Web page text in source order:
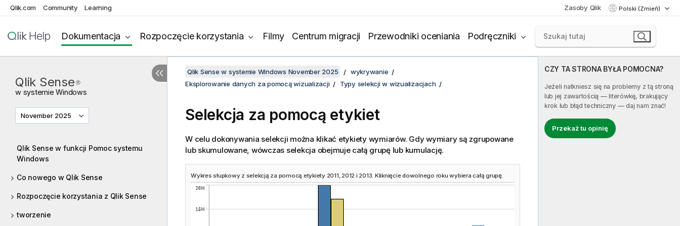
Qlik.com Community Learning Zasoby Qlik Polski (Zmień)
Dokumentacja Rozpoczęcie korzystania Filmy Centrum migracji Przewodniki oceniania Podręczniki
Qlik Sense ®
w systemieWindows
November 2025
Qlik Sense w funkcji Pomoc systemu
Windows
Co nowego w Qlik Sense
Rozpoczęcie korzystania z Qlik Sense
tworzenie
CZY TA STRONA BYŁA POMOCNA?
Jeżeli natkniesz się na problemy z tą stroną
lub jej zawartością — literówkę, brakujący
krok lub błąd techniczny — daj nam znać!
Przekaż tu opinię
Qlik Sense w systemie Windows November 2025
wykrywanie
Eksplorowanie danych za pomocą wizualizacji
Typy selekcji w wizualizacjach
Selekcja za pomocą etykiet
W celu dokonywania selekcji można klikać etykiety wymiarów. Gdy wymiary są zgrupowane
lub skumulowane, wówczas selekcja obejmuje całą grupę lub kumulację.
Wykres słupkowy z selekcją za pomocą etykiety 2011, 2012 i 2013. Kliknięcie dowolnego roku wybiera całą grupę.